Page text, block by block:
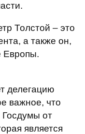
Толстой – это
а также он,
Европы.
делегацию
важное, что
Госдумы от
является